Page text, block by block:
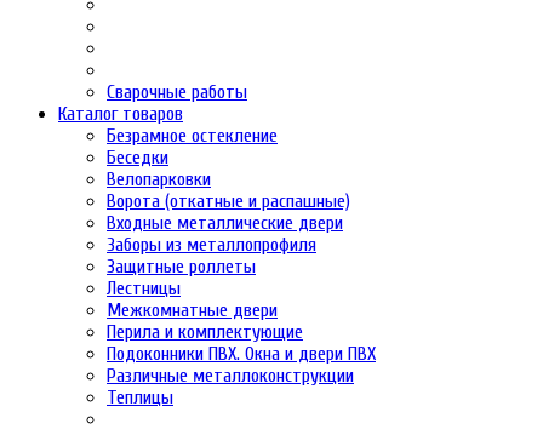
Сварочные работы
Каталог товаров
Безрамное остекление
Беседки
Велопарковки
Ворота (откатные и распашные)
Входные металлические двери
Заборы из металлопрофиля
Защитные роллеты
Лестницы
Межкомнатные двери
Перила и комплектующие
Подоконники ПВХ. Окна и двери ПВХ
Различные металлоконструкции
Теплицы